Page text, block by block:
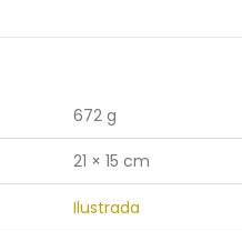
672 g
21 × 15 cm
Ilustrada